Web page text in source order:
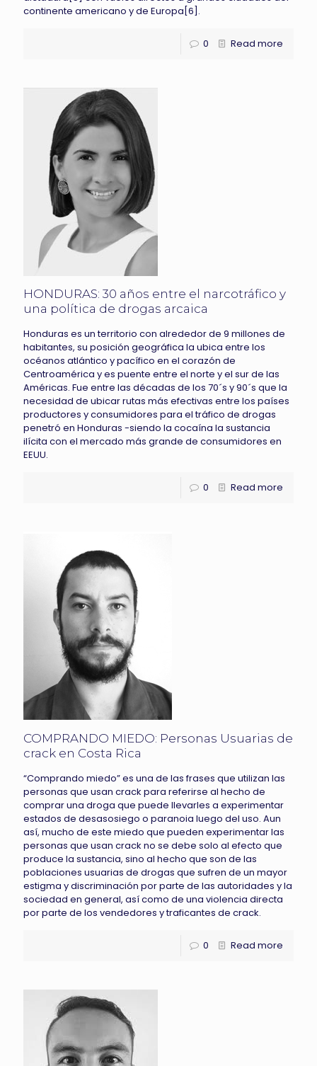
continente americano y de Europa[6].
0 Read more
HONDURAS: 30 años entre el narcotráfico y
una política de drogas arcaica
Honduras es un territorio con alrededor de 9 millones de
habitantes, su posición geográfica la ubica entre los
océanos atlántico y pacífico en el corazón de
Centroamérica y es puente entre el norte y el sur de las
Américas. Fue entre las décadas de los 70´s y 90´s que la
necesidad de ubicar rutas más efectivas entre los países
productores y consumidores para el tráfico de drogas
penetró en Honduras -siendo la cocaína la sustancia
ilícita con el mercado más grande de consumidores en
EEUU.
0 Read more
COMPRANDO MIEDO: Personas Usuarias de
crack en Costa Rica
“Comprando miedo” es una de las frases que utilizan las
personas que usan crack para referirse al hecho de
comprar una droga que puede llevarles a experimentar
estados de desasosiego o paranoia luego del uso. Aun
así, mucho de este miedo que pueden experimentar las
personas que usan crack no se debe solo al efecto que
produce la sustancia, sino al hecho que son de las
poblaciones usuarias de drogas que sufren de un mayor
estigma y discriminación por parte de las autoridades y la
sociedad en general, así como de una violencia directa
por parte de los vendedores y traficantes de crack.
0 Read more